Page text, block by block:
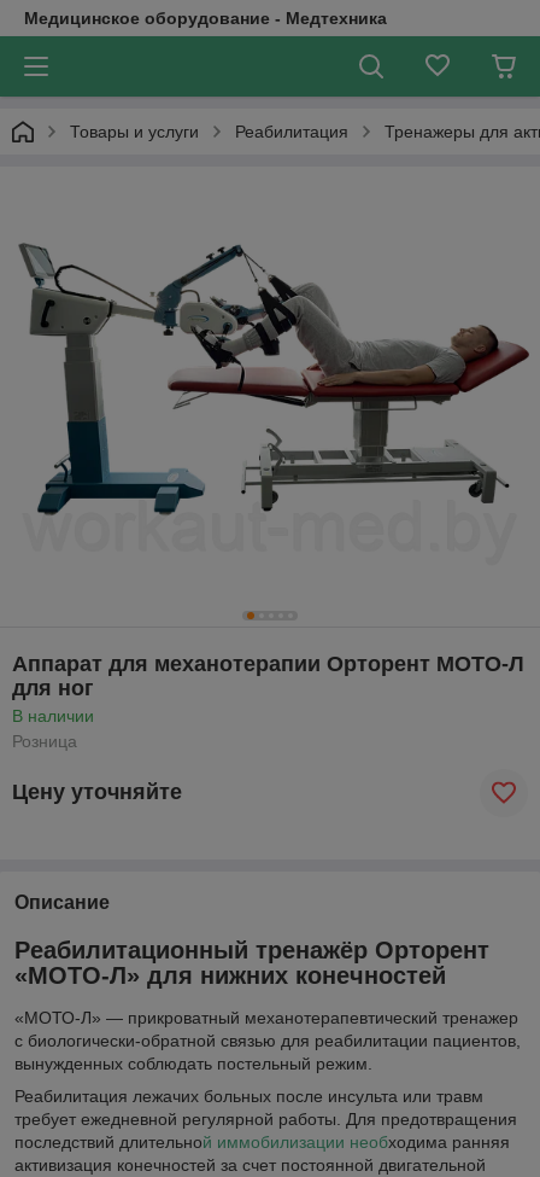
Медицинское оборудование - Медтехника
Товары и услуги Реабилитация Тренажеры для
Аппарат для механотерапии Орторент МОТО-Л
для ног
В наличии
Розница
Цену уточняйте
Описание
Реабилитационный тренажёр Орторент
«МОТО-Л» для нижних конечностей
«МОТО-Л» — прикроватный механотерапевтический тренажер
с биологически-обратной связью для реабилитации пациентов,
вынужденных соблюдать постельный режим.
Реабилитация лежачих больных после инсульта или травм
требует ежедневной регулярной работы. Для предотвращения
последствий длительной иммобилизации необходима ранняя
активизация конечностей за счет постоянной двигательной